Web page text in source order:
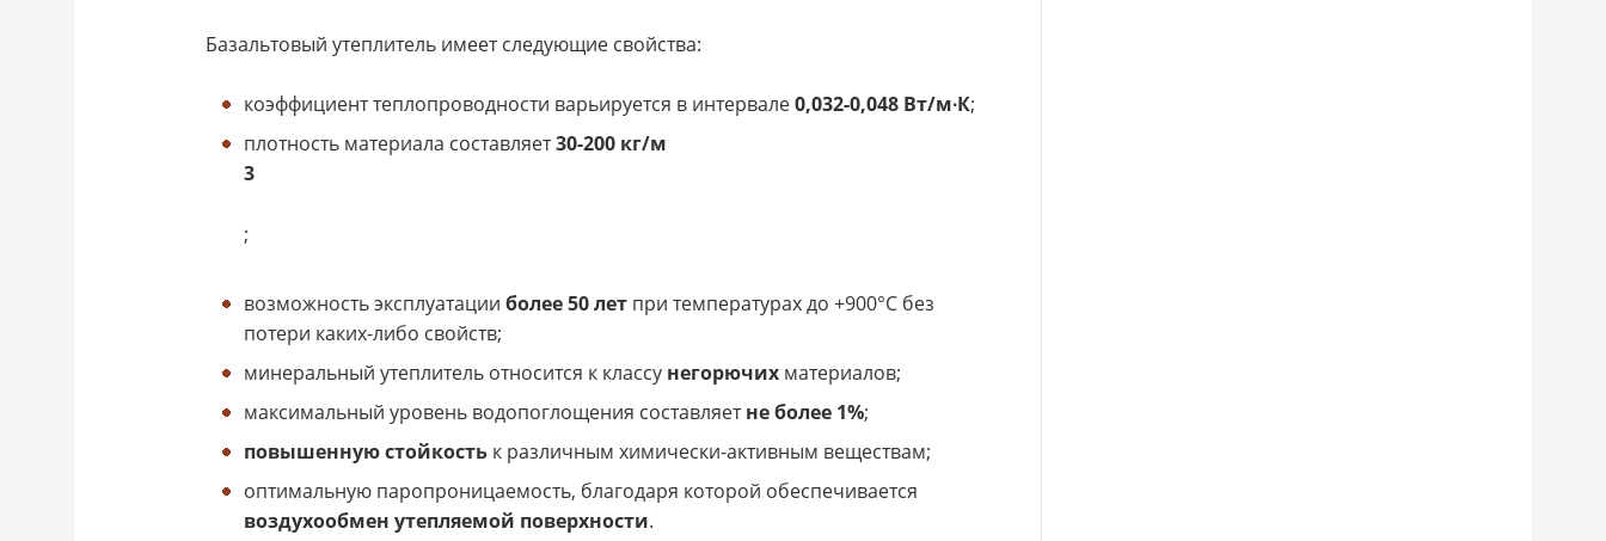
Базальтовый утеплитель имеет следующие свойства:
коэффициент теплопроводности варьируется в интервале0,032-0,048 Вт/м∙К;
плотность материала составляет30-200 кг/м
3
;
возможность эксплуатации более 50 лет при температурах до +900°С без
потери каких-либо свойств;
минеральный утеплитель относится к классу негорючих материалов;
максимальный уровень водопоглощения составляетне более 1%;
повышенную стойкость к различным химически-активным веществам;
оптимальную паропроницаемость, благодаря которой обеспечивается
воздухообмен утепляемой поверхности.